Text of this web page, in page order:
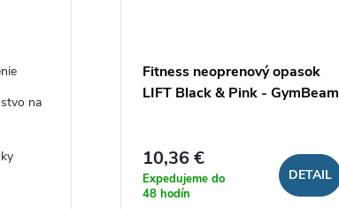
na
Fitness neoprenový opasok
LIFT Black & Pink - GymBeam
10,36 €
Expedujeme do
48 hodín
DETAIL